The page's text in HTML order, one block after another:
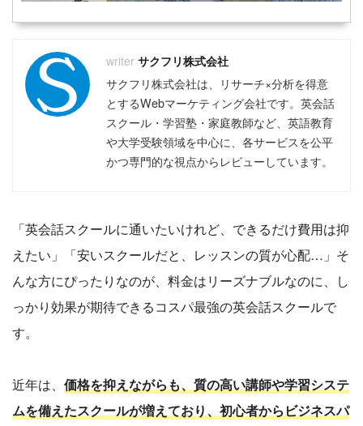
サクフリ株式会社
サクフリ株式会社は、リサーチ×分析を得意
とするWebマーケティング会社です。英会話
スクール・学習塾・家庭教師など、英語教育
や大学受験領域を中心に、各サービスを公平
かつ専門的な視点からレビューしています。
「英会話スクールに通いたいけれど、できるだけ費用は抑
えたい」「安いスクールだと、レッスンの質が心配…」そ
んな方にぴったりなのが、料金はリーズナブルなのに、し
っかり効果が期待できるコスパ最強の英会話スクールで
す。
近年は、 価格を抑えながらも、質の高い講師や学習システ
ムを備えたスクールが増えており、初心者からビジネスパ